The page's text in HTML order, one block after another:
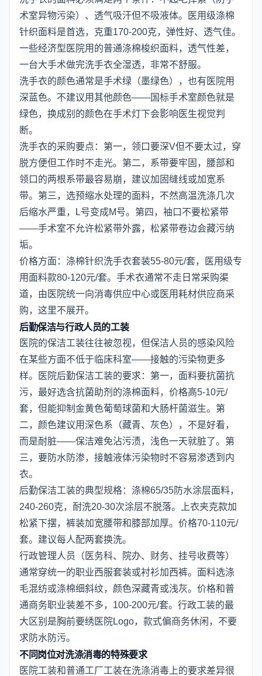
术室异物污染）、透气吸汗但不吸液体。医用级涤棉
针织面料是首选，克重170-200克，弹性好、透气佳。
一些经济型医院用的普通涤棉梭织面料，透气性差，
一台大手术做完洗手衣全湿透，非常不舒服。
洗手衣的颜色通常是手术绿（墨绿色），也有医院用
深蓝色。不建议用其他颜色——国标手术室颜色就是
绿色，换成别的颜色在手术灯下会影响医生视觉判
断。
洗手衣的采购要点：第一，领口要深V但不要太过，穿
脱方便但工作时不走光。第二，系带要牢固，腰部和
领口的两根系带最容易崩，建议加固缝线或加宽系
带。第三，选预缩水处理的面料，不然高温洗涤几次
后缩水严重，L号变成M号。第四，袖口不要松紧带
——手术室不允许松紧带外露，松紧带卷边会藏污纳
垢。
价格方面：涤棉针织洗手衣套装55-80元/套，医用级专
用面料款80-120元/套。手术衣通常不走日常采购渠
道，由医院统一向消毒供应中心或医用耗材供应商采
购，这里不展开。
后勤保洁与行政人员的工装
医院的保洁工装往往被忽视，但保洁人员的感染风险
在某些方面不低于临床科室——接触的污染物更多
样。医院后勤保洁工装的要求：第一，面料要抗菌抗
污，最好选含抗菌助剂的涤棉面料，价格高5-10元/
套，但能抑制金黄色葡萄球菌和大肠杆菌滋生。第
二，颜色建议用深色系（藏青、灰色），不是好看，
而是耐脏——保洁难免沾污渍，浅色一天就脏了。第
三，要防水防渗，接触液体污染物时不容易渗透到内
衣。
后勤保洁工装的典型规格：涤棉65/35防水涂层面料，
240-260克，耐洗20-30次涂层不脱落。上衣夹克款加
松紧下摆，裤装加宽腰带和膝部加厚。价格70-110元/
套。建议每人配两套换洗。
行政管理人员（医务科、院办、财务、挂号收费等）
通常穿统一的职业西服套装或衬衫加西裤。面料选涤
毛混纺或涤棉细斜纹，颜色深藏青或浅灰。价格和普
通商务职业装差不多，100-200元/套。行政工装的最
大区别是胸前要绣医院Logo，款式偏商务休闲，不要
求防水防污。
不同岗位对洗涤消毒的特殊要求
医院工装和普通工厂工装在洗涤消毒上的要求差异很